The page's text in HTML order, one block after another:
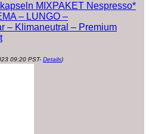
MIXPAKET Nespresso*
– LUNGO –
– Klimaneutral – Premium
09:20 PST- Details)